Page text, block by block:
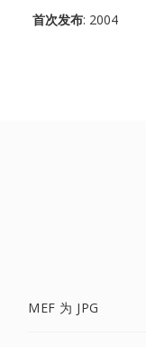
首次发布: 2004
MEF 为 JPG